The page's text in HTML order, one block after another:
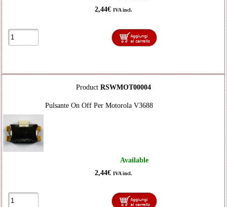
2,44€ IVA incl.
Product RSWMOT00004
Pulsante On Off Per Motorola V3688
Available
2,44€ IVA incl.